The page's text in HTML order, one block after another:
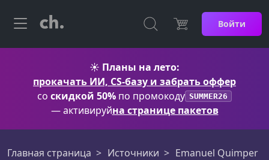
Войти
☀️ Планы на лето:
прокачать ИИ, CS-базу и забрать оффер
со скидкой 50% по промокоду SUMMER26
— активируйна странице пакетов
Главная страница Источники Emanuel Quimper